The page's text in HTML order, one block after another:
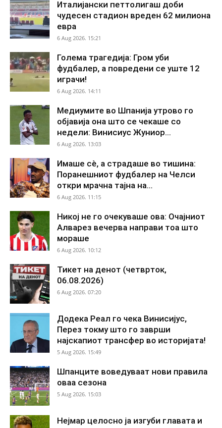
Италијански петтолигаш доби
чудесен стадион вреден 62 милиона
евра
6 Aug 2026. 15:21
Голема трагедија: Гром уби
фудбалер, а повредени се уште 12
играчи!
6 Aug 2026. 14:11
Медиумите во Шпанија утрово го
објавија она што се чекаше со
недели: Винисиус Жуниор...
6 Aug 2026. 13:03
Имаше сè, а страдаше во тишина:
Поранешниот фудбалер на Челси
откри мрачна тајна на...
6 Aug 2026. 11:15
Никој не го очекуваше ова: Очајниот
Алварез вечерва направи тоа што
мораше
6 Aug 2026. 10:12
Тикет на денот (четврток,
06.08.2026)
6 Aug 2026. 07:20
Додека Реал го чека Винисијус,
Перез токму што го заврши
најскапиот трансфер во историјата!
5 Aug 2026. 15:49
Шпанците воведуваат нови правила
оваа сезона
5 Aug 2026. 15:03
Нејмар целосно ја изгуби главата и